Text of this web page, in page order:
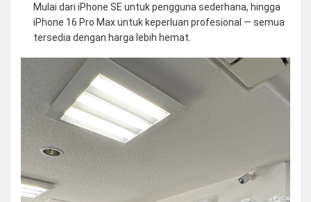
Mulai dari iPhone SE untuk pengguna sederhana, hingga
iPhone 16 Pro Max untuk keperluan profesional — semua
tersedia dengan harga lebih hemat.